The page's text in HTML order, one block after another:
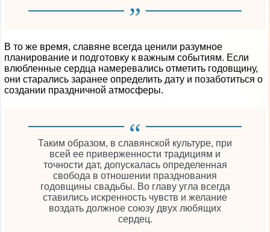
В то же время, славяне всегда ценили разумное
планирование и подготовку к важным событиям. Если
влюбленные сердца намеревались отметить годовщину,
они старались заранее определить дату и позаботиться о
создании праздничной атмосферы.
Таким образом, в славянской культуре, при
всей ее приверженности традициям и
точности дат, допускалась определенная
свобода в отношении празднования
годовщины свадьбы. Во главу угла всегда
ставились искренность чувств и желание
воздать должное союзу двух любящих
сердец.